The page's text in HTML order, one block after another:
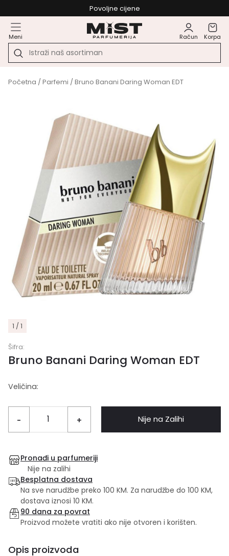
Povoljne cijene
Meni Račun Korpa
Početna /Parfemi / Bruno Banani Daring Woman EDT
1 / 1
Šifra:
Bruno Banani Daring Woman EDT
Veličina:
- + Nije na Zalihi
Pronađi u parfumeriji
Nije na zalihi
Besplatna dostava
Na sve narudžbe preko 100 KM. Za narudžbe do 100 KM,
dostava iznosi 10 KM.
90 dana za povrat
Proizvod možete vratiti ako nije otvoren i korišten.
Opis proizvoda